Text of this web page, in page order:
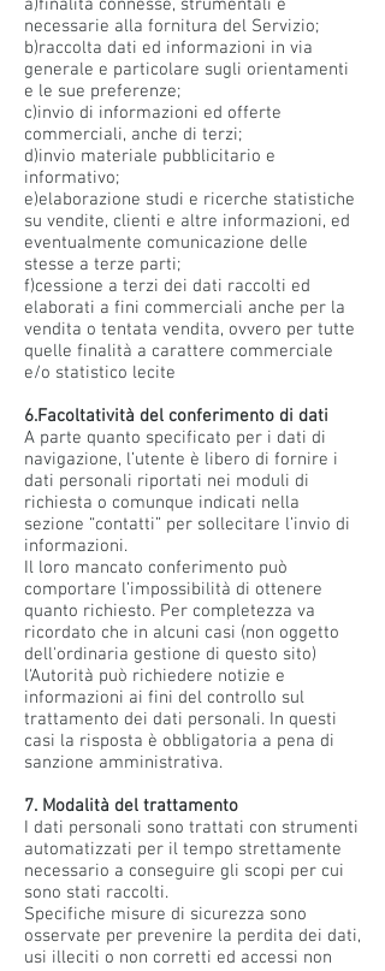
a)finalità connesse, strumentali e
necessarie alla fornitura del Servizio;
b)raccolta dati ed informazioni in via
generale e particolare sugli orientamenti
e le sue preferenze;
c)invio di informazioni ed offerte
commerciali, anche di terzi;
d)invio materiale pubblicitario e
informativo;
e)elaborazione studi e ricerche statistiche
su vendite, clienti e altre informazioni, ed
eventualmente comunicazione delle
stesse a terze parti;
f)cessione a terzi dei dati raccolti ed
elaborati a fini commerciali anche per la
vendita o tentata vendita, ovvero per tutte
quelle finalità a carattere commerciale
e/o statistico lecite
6.Facoltatività del conferimento di dati
A parte quanto specificato per i dati di
navigazione, l’utente è libero di fornire i
dati personali riportati nei moduli di
richiesta o comunque indicati nella
sezione “contatti” per sollecitare l’invio di
informazioni.
Il loro mancato conferimento può
comportare l’impossibilità di ottenere
quanto richiesto. Per completezza va
ricordato che in alcuni casi (non oggetto
dell'ordinaria gestione di questo sito)
l'Autorità può richiedere notizie e
informazioni ai fini del controllo sul
trattamento dei dati personali. In questi
casi la risposta è obbligatoria a pena di
sanzione amministrativa.
7. Modalità del trattamento
I dati personali sono trattati con strumenti
automatizzati per il tempo strettamente
necessario a conseguire gli scopi per cui
sono stati raccolti.
Specifiche misure di sicurezza sono
osservate per prevenire la perdita dei dati,
usi illeciti o non corretti ed accessi non